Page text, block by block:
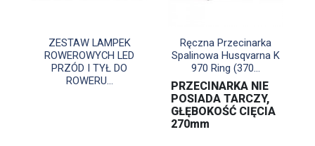
Szybki podgląd
ZESTAW LAMPEK
ROWEROWYCH LED
PRZÓD I TYŁ DO
ROWERU...
Szybki podgląd
Ręczna Przecinarka
Spalinowa Husqvarna K
970 Ring (370...
PRZECINARKA NIE
POSIADA TARCZY,
GŁĘBOKOŚĆ CIĘCIA
270mm